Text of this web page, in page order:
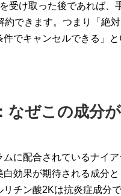
受け取った後であれば、
できます。つまり「絶
でキャンセルできる」
なぜこの成分
に配合されているナイ
効果が期待される成分
チン酸2Kは抗炎症成分